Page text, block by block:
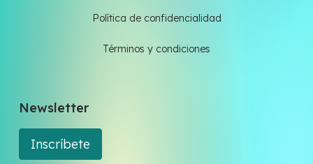
Política de confidencialidad
Términos y condiciones
Newsletter
Inscríbete